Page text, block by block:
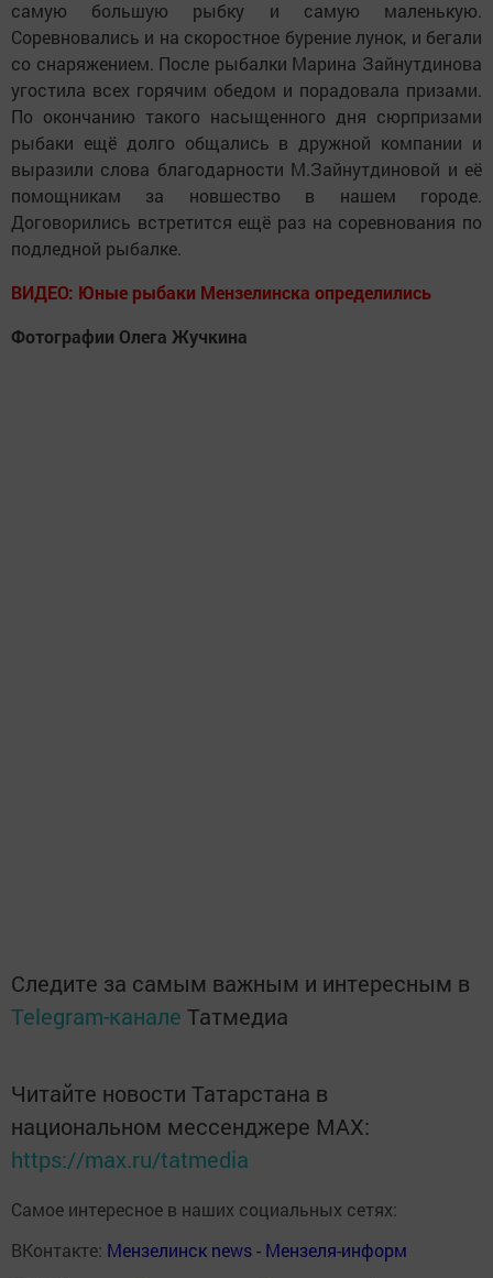
самую большую рыбку и самую маленькую.
Соревновались и на скоростное бурение лунок, и бегали
со снаряжением. После рыбалки Марина Зайнутдинова
угостила всех горячим обедом и порадовала призами.
По окончанию такого насыщенного дня сюрпризами
рыбаки ещё долго общались в дружной компании и
выразили слова благодарности М.Зайнутдиновой и её
помощникам за новшество в нашем городе.
Договорились встретится ещё раз на соревнования по
подледной рыбалке.
ВИДЕО: Юные рыбаки Мензелинска определились
Фотографии Олега Жучкина
Следите за самым важным и интересным в
Telegram-канале Татмедиа
Читайте новости Татарстана в
национальном мессенджере MАХ:
https://max.ru/tatmedia
Самое интересное в наших социальных сетях:
ВКонтакте: Мензелинск news - Мензеля-информ